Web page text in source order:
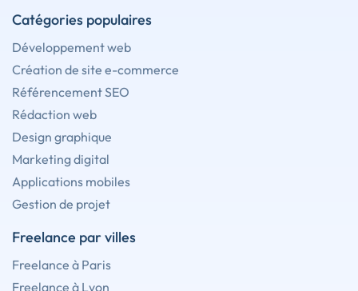
Catégories populaires
Développement web
Création de site e-commerce
Référencement SEO
Rédaction web
Design graphique
Marketing digital
Applications mobiles
Gestion de projet
Freelance par villes
Freelance à Paris
Freelance à Lyon